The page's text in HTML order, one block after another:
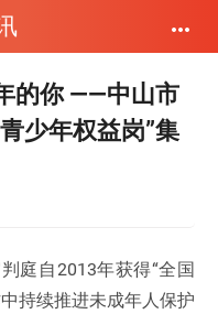

的你 ——中山市
少年权益岗”集
庭自2013年获得“全国
持续推进未成年人保护